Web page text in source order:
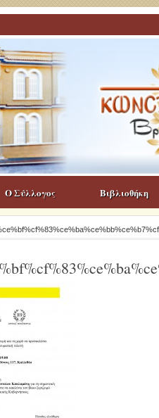
Ο Σύλλογος Βιβλιοθήκη